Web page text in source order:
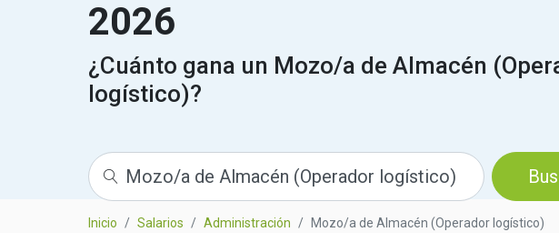
2026
¿Cuánto gana un Mozo/a de Almacén
logístico)?
Inicio Salarios Administración Mozo/a de Almacén (Operador logístico)